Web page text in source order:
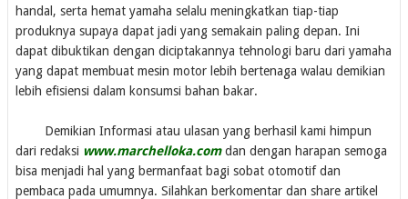
handal, serta hemat yamaha selalu meningkatkan tiap-tiap
produknya supaya dapat jadi yang semakain paling depan. Ini
dapat dibuktikan dengan diciptakannya tehnologi baru dari yamaha
yang dapat membuat mesin motor lebih bertenaga walau demikian
lebih efisiensi dalam konsumsi bahan bakar.
Demikian Informasi atau ulasan yang berhasil kami himpun
dari redaksi www.marchelloka.comdan dengan harapan semoga
bisa menjadi hal yang bermanfaat bagi sobat otomotif dan
pembaca pada umumnya. Silahkan berkomentar dan share artikel